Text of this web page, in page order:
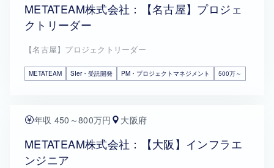
METATEAM株式会社：【名古屋】プロジェ
クトリーダー
【名古屋】プロジェクトリーダー
METATEAM SIer・受託開発 PM・プロジェクトマネジメント 500万～
年収 450～800万円 大阪府
METATEAM株式会社：【大阪】インフラエ
ンジニア